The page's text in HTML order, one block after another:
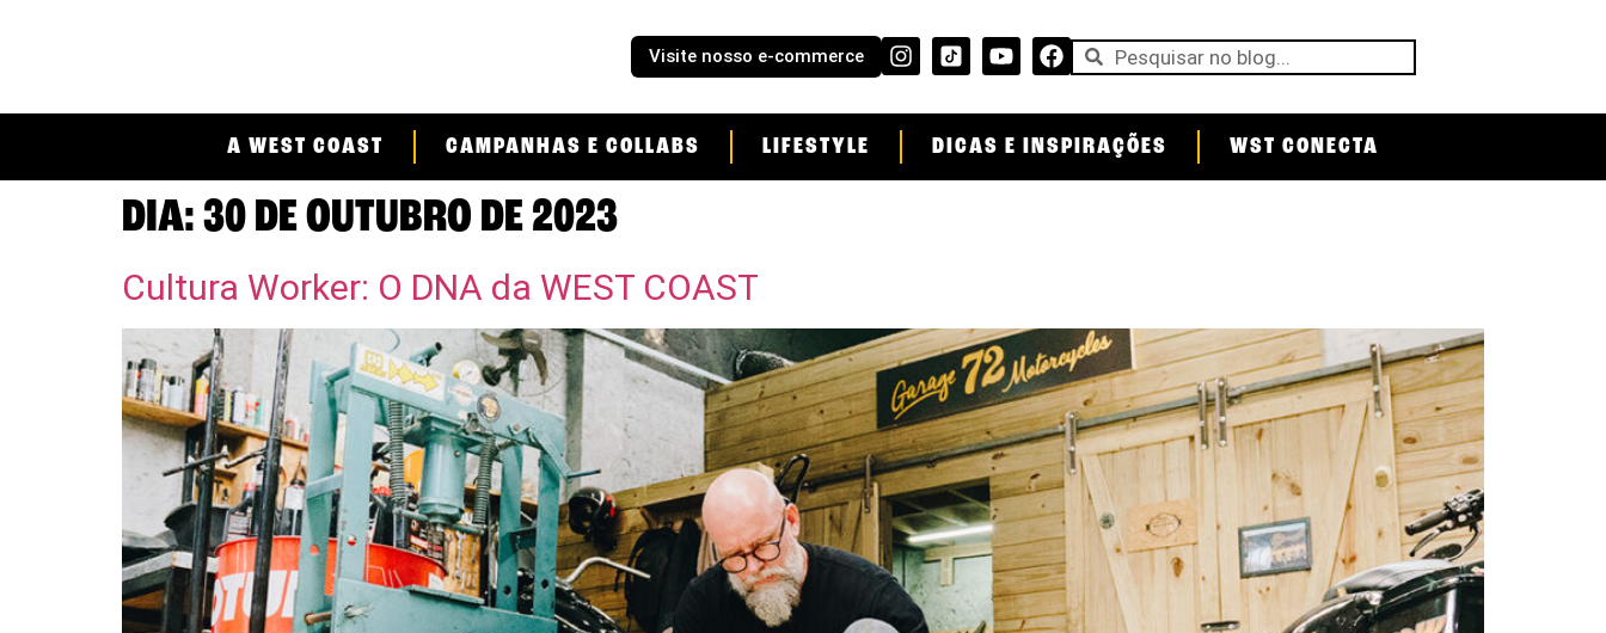
Visite nosso e-commerce
A WEST COAST CAMPANHAS E COLLABS LIFESTYLE DICAS E INSPIRAÇÕES WST CONECTA
DIA: 30 DE OUTUBRO DE 2023
Cultura Worker: O DNA da WEST COAST